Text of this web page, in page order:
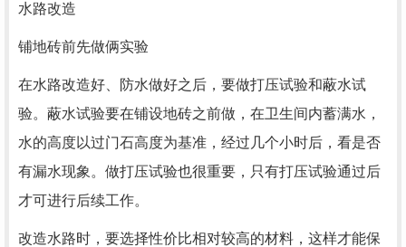
水路改造
铺地砖前先做俩实验
在水路改造好、防水做好之后，要做打压试验和蔽水试
验。蔽水试验要在铺设地砖之前做，在卫生间内蓄满水，
水的高度以过门石高度为基准，经过几个小时后，看是否
有漏水现象。做打压试验也很重要，只有打压试验通过后
才可进行后续工作。
改造水路时，要选择性价比相对较高的材料，这样才能保